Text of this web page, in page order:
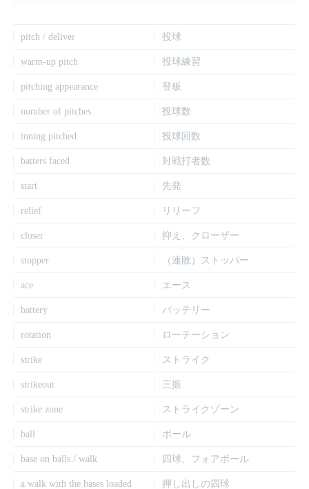
pitch / deliver 投球
warm-up pitch 投球練習
pitching appearance 登板
number of pitches 投球数
inning pitched 投球回数
batters faced 対戦打者数
start 先発
relief リリーフ
closer 抑え、クローザー
stopper （連敗）ストッパー
ace エース
battery バッテリー
rotation ローテーション
strike ストライク
strikeout 三振
strike zone ストライクゾーン
ball ボール
base on balls / walk 四球、フォアボール
a walk with the bases loaded 押し出しの四球